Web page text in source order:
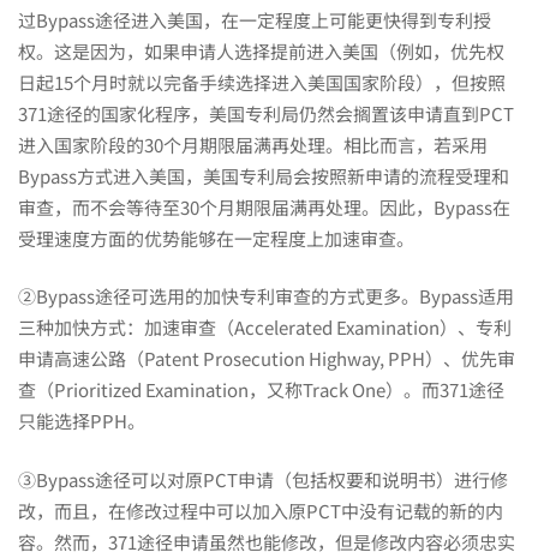
过Bypass途径进入美国，在一定程度上可能更快得到专利授
权。这是因为，如果申请人选择提前进入美国（例如，优先权
日起15个月时就以完备手续选择进入美国国家阶段），但按照
371途径的国家化程序，美国专利局仍然会搁置该申请直到PCT
进入国家阶段的30个月期限届满再处理。相比而言，若采用
Bypass方式进入美国，美国专利局会按照新申请的流程受理和
审查，而不会等待至30个月期限届满再处理。因此，Bypass在
受理速度方面的优势能够在一定程度上加速审查。
②Bypass途径可选用的加快专利审查的方式更多。Bypass适用
三种加快方式：加速审查（Accelerated Examination）、专利
申请高速公路（Patent Prosecution Highway, PPH）、优先审
查（Prioritized Examination，又称Track One）。而371途径
只能选择PPH。
③Bypass途径可以对原PCT申请（包括权要和说明书）进行修
改，而且，在修改过程中可以加入原PCT中没有记载的新的内
容。然而，371途径申请虽然也能修改，但是修改内容必须忠实